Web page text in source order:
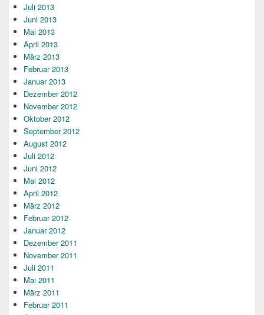
Juli 2013
Juni 2013
Mai 2013
April 2013
März 2013
Februar 2013
Januar 2013
Dezember 2012
November 2012
Oktober 2012
September 2012
August 2012
Juli 2012
Juni 2012
Mai 2012
April 2012
März 2012
Februar 2012
Januar 2012
Dezember 2011
November 2011
Juli 2011
Mai 2011
März 2011
Februar 2011